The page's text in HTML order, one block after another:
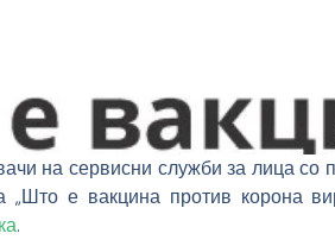
на сервисни служби за лица
е вакцина против корона
.